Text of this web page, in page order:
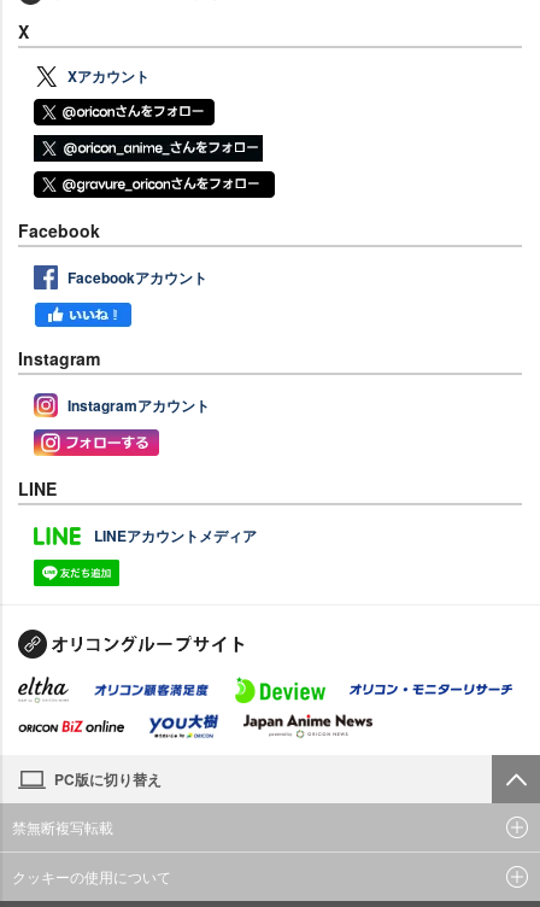
X
Xアカウント
Facebook
Facebookアカウント
Instagram
Instagramアカウント
LINE
LINEアカウントメディア
PC版に切り替え
禁無断複写転載
クッキーの使用について